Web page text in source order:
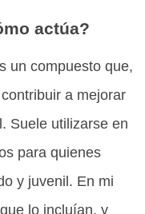
actúa?
un compuesto que,
a mejorar
Suele utilizarse en
para quienes
y juvenil. En mi
lo incluían, y